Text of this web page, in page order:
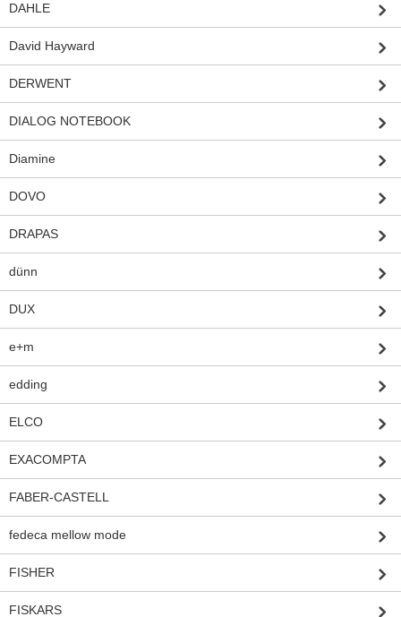
DAHLE
David Hayward
DERWENT
DIALOG NOTEBOOK
Diamine
DOVO
DRAPAS
dünn
DUX
e+m
edding
ELCO
EXACOMPTA
FABER-CASTELL
fedeca mellow mode
FISHER
FISKARS